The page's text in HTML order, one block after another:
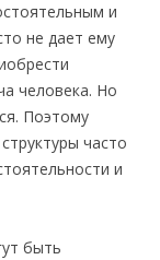
и
не дает ему
человека. Но
Поэтому
часто
и
быть